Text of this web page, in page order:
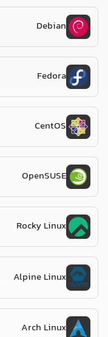
Debian
Fedora
CentOS
OpenSUSE
Rocky Linux
Alpine Linux
Arch Linux